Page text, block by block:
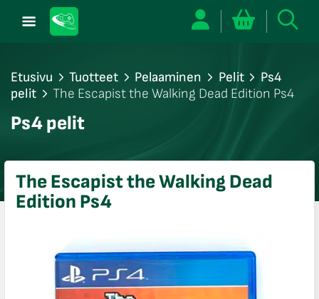
Etusivu Tuotteet Pelaaminen Pelit
Ps4
pelit
The Escapist the Walking Dead Edition Ps4
Ps4 pelit
The Escapist the Walking Dead
Edition Ps4
sulje
sulje